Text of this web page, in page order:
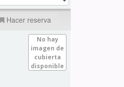
Hacer reserva
No hay
imagen de
cubierta
disponible